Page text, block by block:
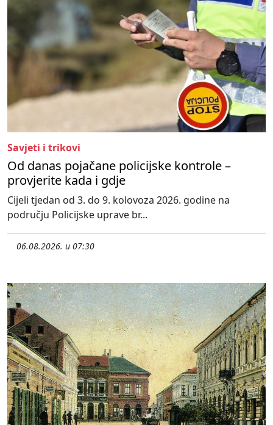
Savjeti i trikovi
Od danas pojačane policijske kontrole –
provjerite kada i gdje
Cijeli tjedan od 3. do 9. kolovoza 2026. godine na
području Policijske uprave br...
06.08.2026. u 07:30